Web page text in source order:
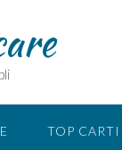
TOP CARTI